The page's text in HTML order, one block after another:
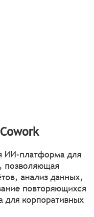
ИИ-платформа для
позволяющая
анализ данных,
повторяющихся
для корпоративных